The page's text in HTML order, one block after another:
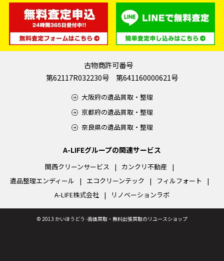
古物商許可番号
第62117R032230号 第641160000621号
大阪府の遺品買取・整理
京都府の遺品買取・整理
奈良県の遺品買取・整理
A-LIFEグループの関連サービス
関西クリーンサービス
カンクリ不動産
遺品整理エンディール
エコクリーンテック
フィルフォート
A-LIFE株式会社
リノベーションラボ
© 2013 かいほうどう -高価買取・無料出張買取のリユースショップ